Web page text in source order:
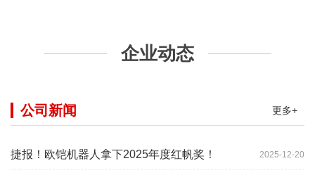
企业动态
更多+
公司新闻
2025-12-20
捷报！欧铠机器人拿下2025年度红帆奖！